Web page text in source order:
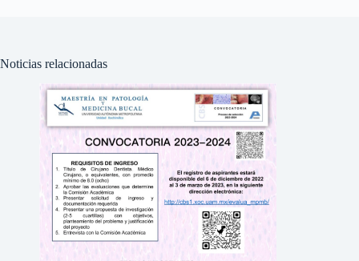
Noticias relacionadas